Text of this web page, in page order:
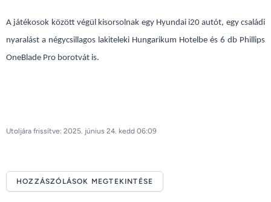
A játékosok között végül kisorsolnak egy Hyundai i20 autót, egy családi
nyaralást a négycsillagos lakiteleki Hungarikum Hotelbe és 6 db Phillips
OneBlade Pro borotvát is.
Utoljára frissítve: 2025. június 24. kedd 06:09
HOZZÁSZÓLÁSOK MEGTEKINTÉSE